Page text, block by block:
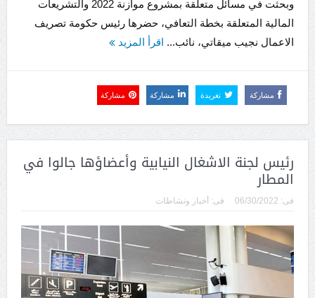
وبحثت في مسائل متعلقة بمشروع موازنة 2022 والتشريعات
المالية المتعلقة بخطة التعافي، حضرها رئيس حكومة تصريف
الاعمال نجيب ميقاتي، نائب... اقرأ المزيد
مشاركة تغريدة مشاركة مشاركة
رئيس لجنة الاشغال النيابية وأعضاؤها جالوا في
المطار
فى: 06/30/2022 فى: أخبار ونشاطات